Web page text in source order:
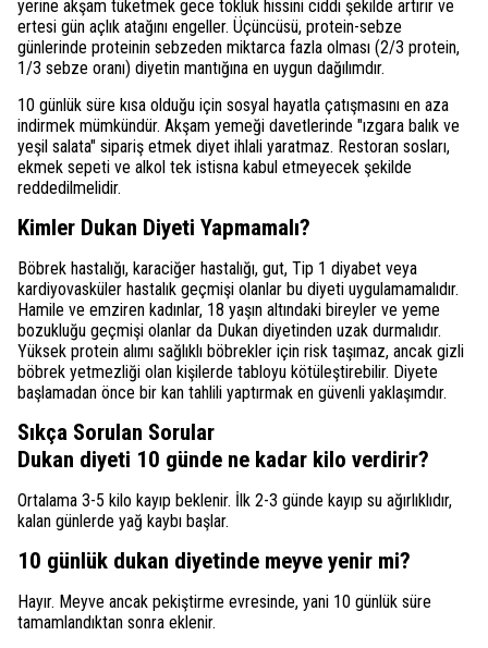
yerine akşam tüketmek gece tokluk hissini ciddi şekilde artırır ve
ertesi gün açlık atağını engeller. Üçüncüsü, protein-sebze
günlerinde proteinin sebzeden miktarca fazla olması (2/3 protein,
1/3 sebze oranı) diyetin mantığına en uygun dağılımdır.
10 günlük süre kısa olduğu için sosyal hayatla çatışmasını en aza
indirmek mümkündür. Akşam yemeği davetlerinde "ızgara balık ve
yeşil salata" sipariş etmek diyet ihlali yaratmaz. Restoran sosları,
ekmek sepeti ve alkol tek istisna kabul etmeyecek şekilde
reddedilmelidir.
Kimler Dukan Diyeti Yapmamalı?
Böbrek hastalığı, karaciğer hastalığı, gut, Tip 1 diyabet veya
kardiyovasküler hastalık geçmişi olanlar bu diyeti uygulamamalıdır.
Hamile ve emziren kadınlar, 18 yaşın altındaki bireyler ve yeme
bozukluğu geçmişi olanlar da Dukan diyetinden uzak durmalıdır.
Yüksek protein alımı sağlıklı böbrekler için risk taşımaz, ancak gizli
böbrek yetmezliği olan kişilerde tabloyu kötüleştirebilir. Diyete
başlamadan önce bir kan tahlili yaptırmak en güvenli yaklaşımdır.
Sıkça Sorulan Sorular
Dukan diyeti 10 günde ne kadar kilo verdirir?
Ortalama 3-5 kilo kayıp beklenir. İlk 2-3 günde kayıp su ağırlıklıdır,
kalan günlerde yağ kaybı başlar.
10 günlük dukan diyetinde meyve yenir mi?
Hayır. Meyve ancak pekiştirme evresinde, yani 10 günlük süre
tamamlandıktan sonra eklenir.